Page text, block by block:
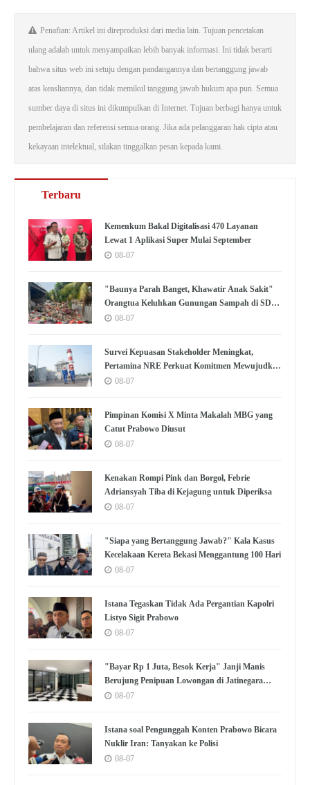
Penafian: Artikel ini direproduksi dari media lain. Tujuan pencetakan
ulang adalah untuk menyampaikan lebih banyak informasi. Ini tidak berarti
bahwa situs web ini setuju dengan pandangannya dan bertanggung jawab
atas keasliannya, dan tidak memikul tanggung jawab hukum apa pun. Semua
sumber daya di situs ini dikumpulkan di Internet. Tujuan berbagi hanya untuk
pembelajaran dan referensi semua orang. Jika ada pelanggaran hak cipta atau
kekayaan intelektual, silakan tinggalkan pesan kepada kami.
Terbaru
Kemenkum Bakal Digitalisasi 470 Layanan
Lewat 1 Aplikasi Super Mulai September
08-07
"Baunya Parah Banget, Khawatir Anak Sakit"
Orangtua Keluhkan Gunungan Sampah di SDN
Kedaung Kali Angke
08-07
Survei Kepuasan Stakeholder Meningkat,
Pertamina NRE Perkuat Komitmen Mewujudkan
Transisi Energi Berkelanjutan
08-07
Pimpinan Komisi X Minta Makalah MBG yang
Catut Prabowo Diusut
08-07
Kenakan Rompi Pink dan Borgol, Febrie
Adriansyah Tiba di Kejagung untuk Diperiksa
08-07
"Siapa yang Bertanggung Jawab?" Kala Kasus
Kecelakaan Kereta Bekasi Menggantung 100 Hari
08-07
Istana Tegaskan Tidak Ada Pergantian Kapolri
Listyo Sigit Prabowo
08-07
"Bayar Rp 1 Juta, Besok Kerja" Janji Manis
Berujung Penipuan Lowongan di Jatinegara
Jaktim
08-07
Istana soal Pengunggah Konten Prabowo Bicara
Nuklir Iran: Tanyakan ke Polisi
08-07